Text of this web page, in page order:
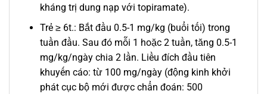
kháng trị dung nạp với topiramate).
Trẻ ≥ 6t.: Bắt đầu 0.5-1 mg/kg (buổi tối) trong
tuần đầu. Sau đó mỗi 1 hoặc 2 tuần, tăng 0.5-1
mg/kg/ngày chia 2 lần. Liều đích đầu tiên
khuyến cáo: từ 100 mg/ngày (động kinh khởi
phát cục bộ mới được chẩn đoán: 500